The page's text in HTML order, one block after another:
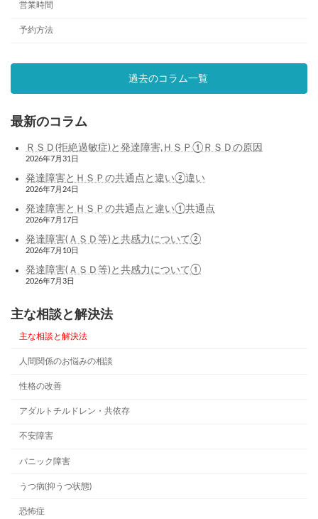
営業時間
予約方法
過去のコラム一覧
最新のコラム
ＲＳＤ(拒絶過敏症)と発達障害,ＨＳＰ①ＲＳＤの原因
2026年7月31日
発達障害とＨＳＰの共通点と違い②違い
2026年7月24日
発達障害とＨＳＰの共通点と違い①共通点
2026年7月17日
発達障害(ＡＳＤ等)と共感力について②
2026年7月10日
発達障害(ＡＳＤ等)と共感力について①
2026年7月3日
主な相談と解決法
主な相談と解決法
人間関係のお悩みの相談
性格の改善
アダルトチルドレン・共依存
不安障害
パニック障害
うつ病(抑うつ状態)
恐怖症